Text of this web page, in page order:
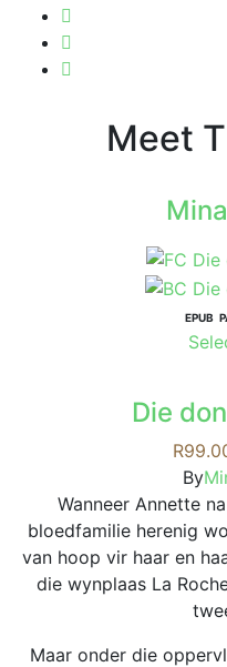
Meet
EPUB
Die
R
By
Wanneer Annette
bloedfamilie herenig
van hoop vir haar en
die wynplaas La
Maar onder die